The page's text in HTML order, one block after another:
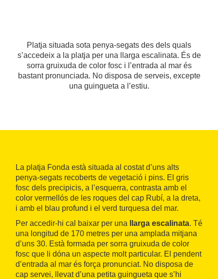
Platja situada sota penya-segats des dels quals
s’accedeix a la platja per una llarga escalinata. És de
sorra gruixuda de color fosc i l’entrada al mar és
bastant pronunciada. No disposa de serveis, excepte
una guingueta a l’estiu.
La platja Fonda està situada al costat d’uns alts
penya-segats recoberts de vegetació i pins. El gris
fosc dels precipicis, a l’esquerra, contrasta amb el
color vermellós de les roques del cap Rubí, a la dreta,
i amb el blau profund i el verd turquesa del mar.
Per accedir-hi cal baixar per una
llarga escalinata. Té
una longitud de 170 metres per una amplada mitjana
d’uns 30. Està formada per sorra gruixuda de color
fosc que li dóna un aspecte molt particular. El pendent
d’entrada al mar és força pronunciat. No disposa de
cap servei, llevat d’una petita guingueta que s’hi